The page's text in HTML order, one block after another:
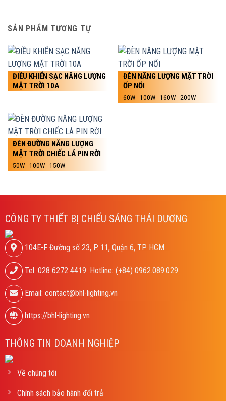
SẢN PHẨM TƯƠNG TỰ
ĐIỀU KHIỂN SẠC NĂNG LƯỢNG
MẶT TRỜI 10A
ĐÈN NĂNG LƯỢNG MẶT TRỜI
ỐP NỔI
60W - 100W - 160W - 200W
ĐÈN ĐƯỜNG NĂNG LƯỢNG
MẶT TRỜI CHIẾC LÁ PIN RỜI
50W - 100W - 150W
CÔNG TY THIẾT BỊ CHIẾU SÁNG THÁI DƯƠNG
104E-F Đường số 23, P. 11, Quận 6, TP. HCM
Tel: 028 6272 4419. Hotline: (+84) 0962.089.029
Email: contact@bhl-lighting.vn
https://bhl-lighting.vn
THÔNG TIN DOANH NGHIỆP
Về chúng tôi
Chính sách bảo hành đổi trả